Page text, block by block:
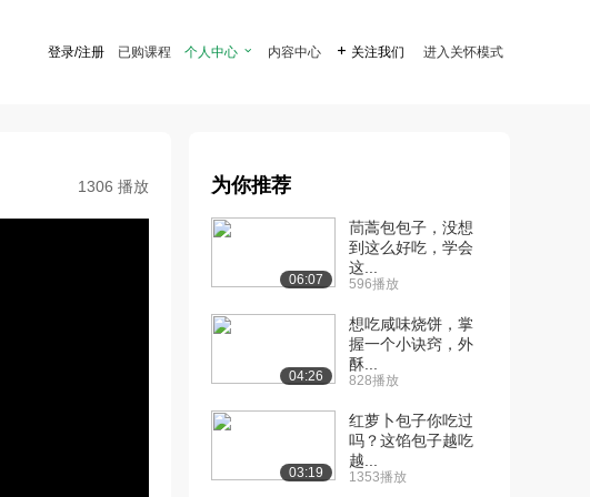
登录/注册 已购课程 个人中心  内容中心  关注我们 进入关怀模式
1306 播放 为你推荐
06:07
茼蒿包包子，没想
到这么好吃，学会
这...
596播放
04:26
想吃咸味烧饼，掌
握一个小诀窍，外
酥...
828播放
03:19
红萝卜包子你吃过
吗？这馅包子越吃
越...
1353播放